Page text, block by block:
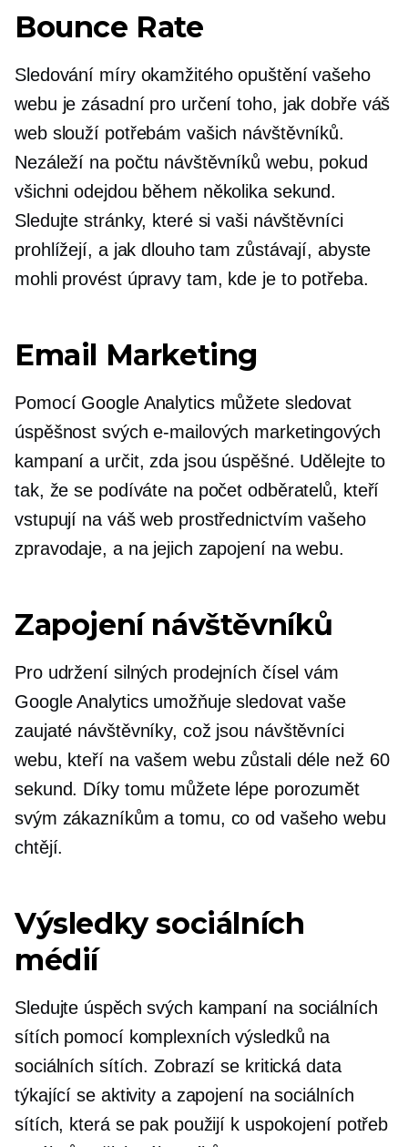
Bounce Rate
Sledování míry okamžitého opuštění vašeho
webu je zásadní pro určení toho, jak dobře váš
web slouží potřebám vašich návštěvníků.
Nezáleží na počtu návštěvníků webu, pokud
všichni odejdou během několika sekund.
Sledujte stránky, které si vaši návštěvníci
prohlížejí, a jak dlouho tam zůstávají, abyste
mohli provést úpravy tam, kde je to potřeba.
Email Marketing
Pomocí Google Analytics můžete sledovat
úspěšnost svých e-mailových marketingových
kampaní a určit, zda jsou úspěšné. Udělejte to
tak, že se podíváte na počet odběratelů, kteří
vstupují na váš web prostřednictvím vašeho
zpravodaje, a na jejich zapojení na webu.
Zapojení návštěvníků
Pro udržení silných prodejních čísel vám
Google Analytics umožňuje sledovat vaše
zaujaté návštěvníky, což jsou návštěvníci
webu, kteří na vašem webu zůstali déle než 60
sekund. Díky tomu můžete lépe porozumět
svým zákazníkům a tomu, co od vašeho webu
chtějí.
Výsledky sociálních
médií
Sledujte úspěch svých kampaní na sociálních
sítích pomocí komplexních výsledků na
sociálních sítích. Zobrazí se kritická data
týkající se aktivity a zapojení na sociálních
sítích, která se pak použijí k uspokojení potřeb